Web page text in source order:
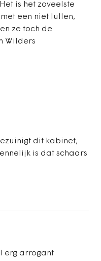
is het zoveelste
een niet lullen,
ze toch de
Wilders
dit kabinet,
is dat schaars
erg arrogant